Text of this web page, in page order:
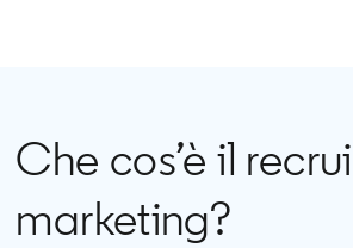
Che cos’è il
marketing?